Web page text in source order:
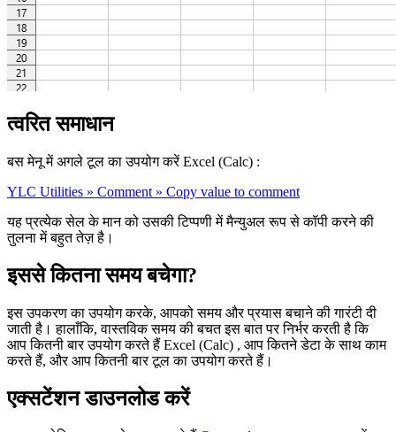
त्वरित समाधान
बस मेनू में अगले टूल का उपयोग करें Excel (Calc) :
YLC Utilities » Comment » Copy value to comment
यह प्रत्येक सेल के मान को उसकी टिप्पणी में मैन्युअल रूप से कॉपी करने की
तुलना में बहुत तेज़ है।
इससे कितना समय बचेगा?
इस उपकरण का उपयोग करके, आपको समय और प्रयास बचाने की गारंटी दी
जाती है। हालाँकि, वास्तविक समय की बचत इस बात पर निर्भर करती है कि
आप कितनी बार उपयोग करते हैं Excel (Calc) , आप कितने डेटा के साथ काम
करते हैं, और आप कितनी बार टूल का उपयोग करते हैं।
एक्सटेंशन डाउनलोड करें